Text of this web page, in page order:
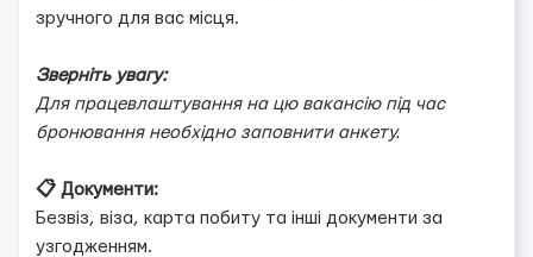
зручного для вас місця.
Зверніть увагу:
Для працевлаштування на цю вакансію під час
бронювання необхідно заповнити анкету.
📋 Документи:
Безвіз, віза, карта побиту та інші документи за
узгодженням.